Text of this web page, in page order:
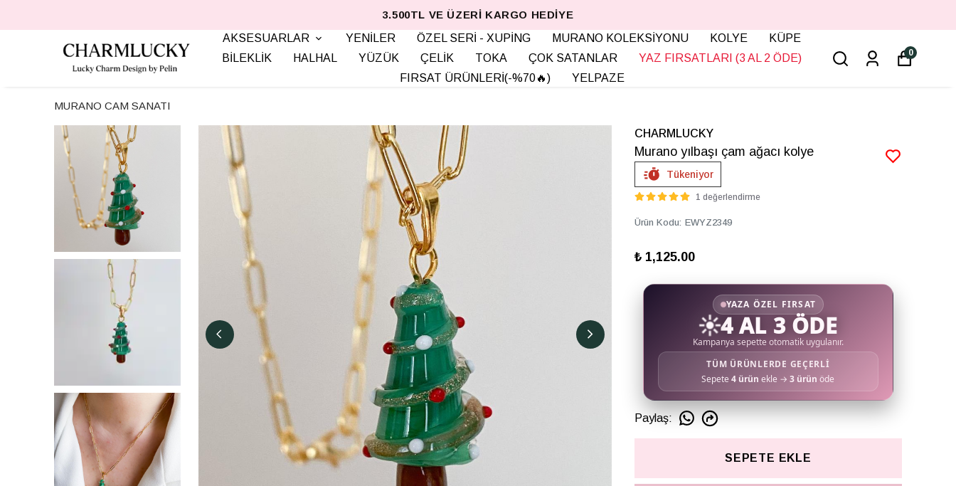
3.500TL VE ÜZERI KARGO HEDIYE
AKSESUARLAR
YENİLER ÖZEL SERİ - XUPİNG MURANO KOLEKSİYONU KOLYE
KÜPE
BİLEKLİK
HALHAL YÜZÜK ÇELİK TOKA ÇOK SATANLAR
YAZ FIRSATLARI (3 AL 2 ÖDE)
FIRSAT ÜRÜNLERİ(-%70🔥)
YELPAZE
0
MURANO CAM SANATI
CHARMLUCKY
Murano yılbaşı çam ağacı kolye
Tükeniyor
1 değerlendirme
Ürün Kodu: EWYZ2349
₺ 1,125.00
YAZA ÖZEL FIRSAT
☀️4 AL 3 ÖDE
Kampanya sepette otomatik uygulanır.
TÜM ÜRÜNLERDE GEÇERLİ
Sepete4 ürün ekle →3 ürün öde
Paylaş:
SEPETE EKLE